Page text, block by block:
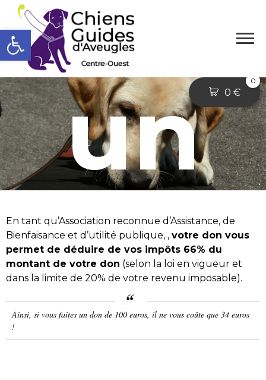
Ouvrir la barre d’outils
0
0 €
un
don
En tant qu’Association reconnue d’Assistance, de
Bienfaisance et d’utilité publique, , votre don vous
permet de déduire de vos impôts 66% du
montant de votre don (selon la loi en vigueur et
dans la limite de 20% de votre revenu imposable).
Ainsi, si vous faites un don de 100 euros, il ne vous coûte que 34 euros
!